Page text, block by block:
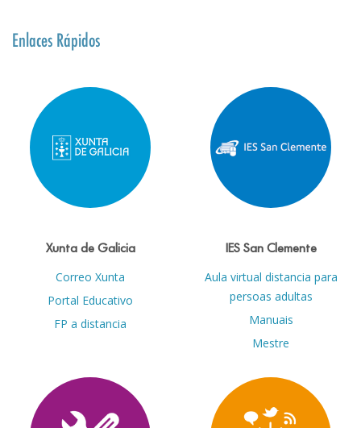
Enlaces Rápidos
Xunta de Galicia
Correo Xunta
Portal Educativo
FP a distancia
IES San Clemente
Aula virtual distancia para
persoas adultas
Manuais
Mestre